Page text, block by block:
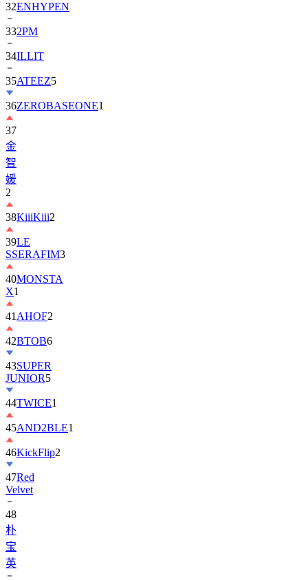
32ENHYPEN
332PM
34ILLIT
35ATEEZ5
36ZEROBASEONE1
37
金
智
媛
2
38KiiiKiii2
39LE
SSERAFIM3
40MONSTA
X1
41 AHOF2
42BTOB6
43SUPER
JUNIOR5
44TWICE1
45AND2BLE1
46KickFlip2
47Red
Velvet
48
朴
宝
英